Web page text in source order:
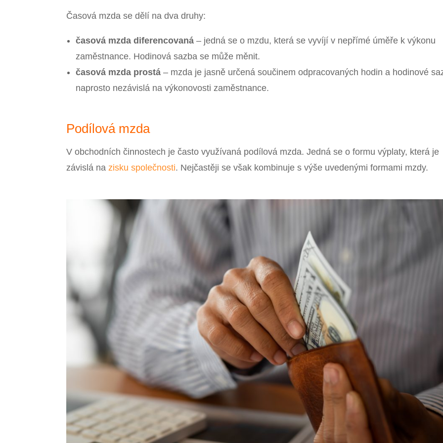
Časová mzda se dělí na dva druhy:
časová mzda diferencovaná– jedná se o mzdu, která se vyvíjí v nepřímé úměře k výkonu
zaměstnance. Hodinová sazba se může měnit.
časová mzda prostá – mzda je jasně určená součinem odpracovaných hodin a hodinové
naprosto nezávislá na výkonovosti zaměstnance.
Podílová mzda
V obchodních činnostech je často využívaná podílová mzda. Jedná se o formu výplaty, která je
závislá nazisku společnosti. Nejčastěji se však kombinuje s výše uvedenými formami mzdy.